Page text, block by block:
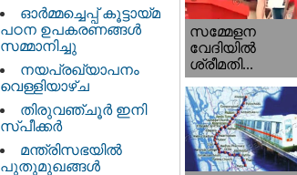
ഓർമ്മച്ചെപ്പ് കൂട്ടായ്മ
പഠന ഉപകരണങ്ങൾ
സമ്മാനിച്ചു
നയപ്രഖ്യാപനം
വെള്ളിയാഴ്ച
തിരുവഞ്ചൂർ ഇനി
സ്പീക്കർ
മന്ത്രിസഭയിൽ
പുതുമുഖങ്ങൾ
സമ്മേളന
വേദിയില്‍
ശ്രീമതി...